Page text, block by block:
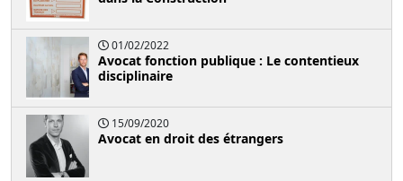
01/02/2022
Avocat fonction publique : Le contentieux
disciplinaire
15/09/2020
Avocat en droit des étrangers